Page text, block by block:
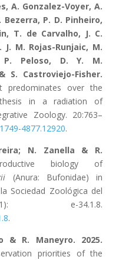
A. Gonzalez-Voyer, A.
P. D. Pinheiro,
T. de Carvalho, J. C.
M. Rojas-Runjaic, M.
P. Peloso, D. Y. M.
S. Castroviejo-Fisher.
predominates over the
in a radiation of
Zoology. 20:763–
4877.12920.
N. Zanella & R.
biology of
(Anura: Bufonidae) in
Sociedad Zoológica del
e-34.1.8.
.
& R. Maneyro. 2025.
priorities of the